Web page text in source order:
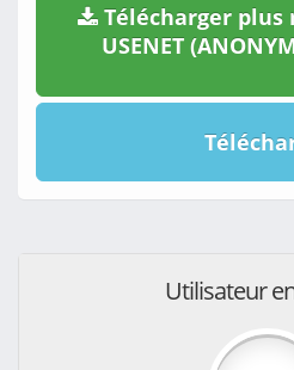
Télécharger
USENET
Utilisateur